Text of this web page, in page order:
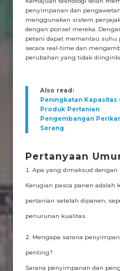
penyimpanan dan
menggunakan sistem
dengan ponsel mereka.
petani dapat memantau suhu
secara real-time dan
perubahan yang tidak
Also read:
Peningkatan Kapasitas
Produk Pertanian
Pengembangan
Serang
Pertanyaan
Apa yang dimaksud dengan
Kerugian pasca panen adalah
pertanian setelah dipanen,
penurunan kualitas.
Mengapa sarana
penting?
Sarana penyimpanan dan